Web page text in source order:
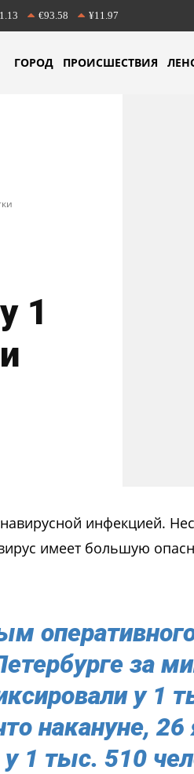
€93.58 ¥11.97
ГОРОД ПРОИСШЕСТВИЯ
1
инфекцией.
имеет большую
за
у 1
накануне, 26
1 тыс. 510